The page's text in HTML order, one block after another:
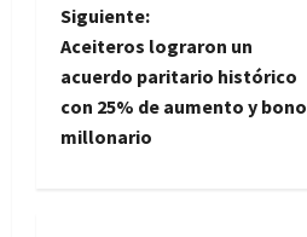
e
g
a
Siguiente:
Aceiteros lograron un
acuerdo paritario histórico
con 25% de aumento y bono
millonario